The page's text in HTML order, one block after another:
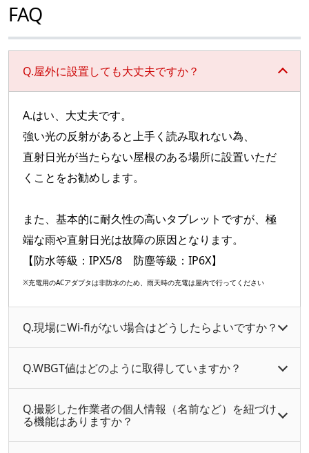
FAQ
Q.屋外に設置しても大丈夫ですか？
A.はい、大丈夫です。
強い光の反射があると上手く読み取れない為、
直射日光が当たらない屋根のある場所に設置いただ
くことをお勧めします。
また、基本的に耐久性の高いタブレットですが、極
端な雨や直射日光は故障の原因となります。
【防水等級：IPX5/8 防塵等級：IP6X】
※充電用のACアダプタは非防水のため、雨天時の充電は屋内で行ってください
Q.現場にWi-fiがない場合はどうしたらよいですか？
Q.WBGT値はどのように取得していますか？
Q.撮影した作業者の個人情報（名前など）を紐づけ
る機能はありますか？